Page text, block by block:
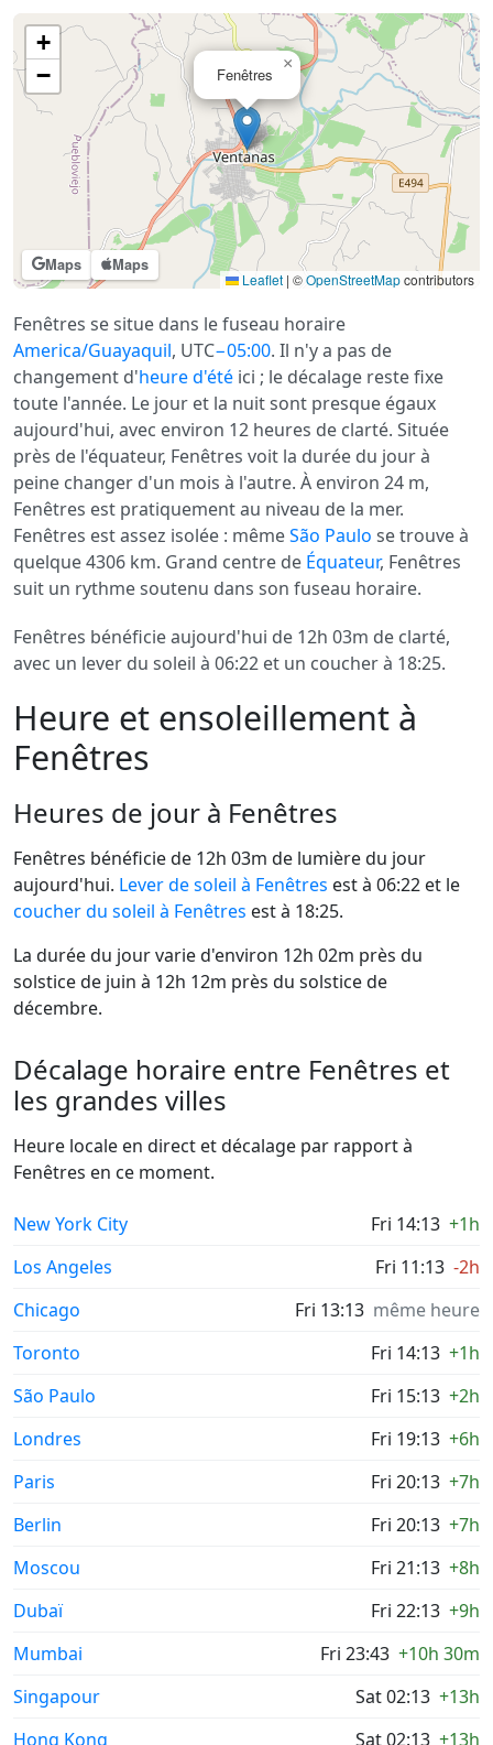
Maps Maps
Fenêtres
×
+
−
Leaflet | ©OpenStreetMapcontributors
Fenêtres se situe dans le fuseau horaire
America/Guayaquil, UTC−05:00. Il n'y a pas de
changement d'heure d'été ici ; le décalage reste fixe
toute l'année. Le jour et la nuit sont presque égaux
aujourd'hui, avec environ 12 heures de clarté. Située
près de l'équateur, Fenêtres voit la durée du jour à
peine changer d'un mois à l'autre. À environ 24 m,
Fenêtres est pratiquement au niveau de la mer.
Fenêtres est assez isolée : mêmeSão Paulo se trouve à
quelque 4306 km. Grand centre de Équateur, Fenêtres
suit un rythme soutenu dans son fuseau horaire.
Fenêtres bénéficie aujourd'hui de 12h 03m de clarté,
avec un lever du soleil à 06:22 et un coucher à 18:25.
Heure et ensoleillement à
Fenêtres
Heures de jour à Fenêtres
Fenêtres bénéficie de 12h 03m de lumière du jour
aujourd'hui. Lever de soleil à Fenêtres est à 06:22 et le
coucher du soleil à Fenêtres est à 18:25.
La durée du jour varie d'environ 12h 02m près du
solstice de juin à 12h 12m près du solstice de
décembre.
Décalage horaire entre Fenêtres et
les grandes villes
Heure locale en direct et décalage par rapport à
Fenêtres en ce moment.
New York City Fri 14:13 +1h
Los Angeles
Fri 11:13 -2h
Chicago
Fri 13:13 même heure
Toronto
Fri 14:13 +1h
São Paulo
Fri 15:13 +2h
Londres
Fri 19:13 +6h
Paris
Fri 20:13 +7h
Berlin
Fri 20:13 +7h
Moscou
Fri 21:13 +8h
Dubaï
Fri 22:13 +9h
Mumbai
Fri 23:43 +10h 30m
Singapour
Sat 02:13 +13h
Hong Kong
Sat 02:13 +13h